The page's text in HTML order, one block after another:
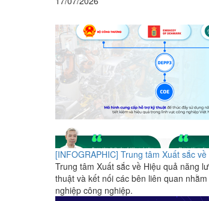
[INFOGRAPHIC] Trung tâm Xuất sắc
Trung tâm Xuất sắc về Hiệu quả năng
thuật và kết nối các bên liên quan
nghiệp công nghiệp.